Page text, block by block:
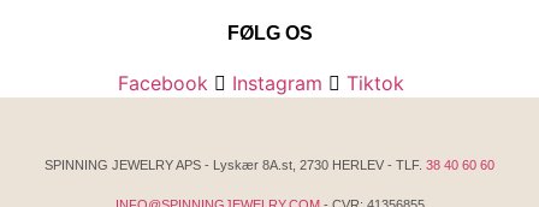
FØLG OS
Facebook Instagram Tiktok
SPINNING JEWELRY APS - Lyskær 8A.st, 2730 HERLEV - TLF. 38 40 60 60